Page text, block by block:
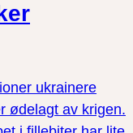
ukrainere
ødelagt av krigen.